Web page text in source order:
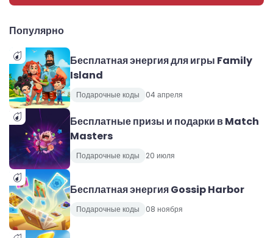
Популярно
Бесплатная энергия для игры Family
Island
Подарочные коды 04 апреля
Бесплатные призы и подарки в Match
Masters
Подарочные коды 20 июля
Бесплатная энергия Gossip Harbor
Подарочные коды 08 ноября